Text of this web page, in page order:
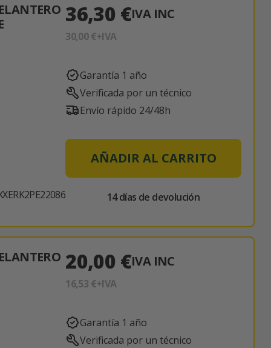
36,30 €IVA INC
30,00 €+IVA
Garantía 1 año
Verificada por un técnico
Envío rápido 24/48h
AÑADIR AL CARRITO
14 días de devolución
20,00 €IVA INC
16,53 €+IVA
Garantía 1 año
Verificada por un técnico